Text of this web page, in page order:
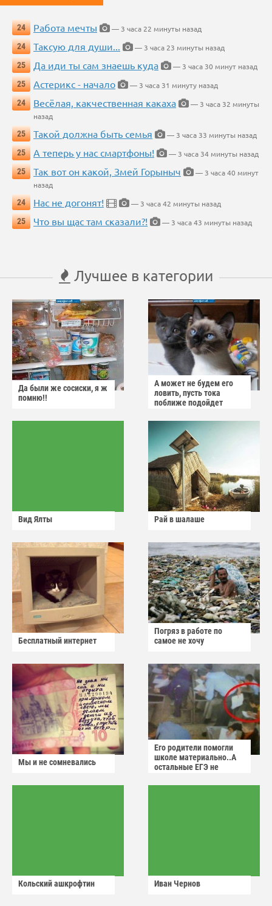
24 Работа мечты
— 3 часа 22 минуты назад
24
Таксую для души...
— 3 часа 23 минуты назад
25
Да иди ты сам знаешь куда
— 3 часа 30 минут назад
25
Астерикс - начало
— 3 часа 31 минуту назад
24
Весёлая, какчественная какаха
— 3 часа 32 минуты
назад
25
Такой должна быть семья
— 3 часа 33 минуты назад
25
А теперь у нас смартфоны!
— 3 часа 34 минуты назад
25
Так вот он какой, Змей Горыныч
— 3 часа 40 минут
назад
24
Нас не догонят!
— 3 часа 42 минуты назад
25
Что вы щас там сказали?! — 3 часа 43 минуты назад
Лучшее в категории
Да были же сосиски, я ж
помню!!
А может не будем его
ловить, пусть тока
поближе подойдет
Вид Ялты Рай в шалаше
Бесплатный интернет
Погряз в работе по
самое не хочу
Мы и не сомневались
Его родители помогли
школе материально..А
остальные ЕГЭ не
Кольский ашкрофтин Иван Чернов